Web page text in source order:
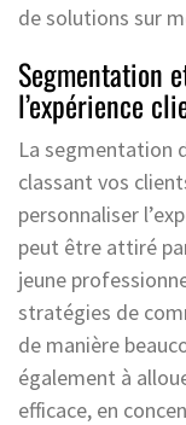
de solutions sur
Segmentation
l’expérience
La segmentation
classant vos
personnaliser
peut être attiré
jeune
stratégies de
de manière
également à
efficace, en